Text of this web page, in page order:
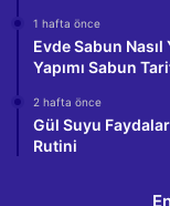
1 hafta önce
Evde Sabun
Yapımı Sabun
2 hafta önce
Gül Suyu
Rutini